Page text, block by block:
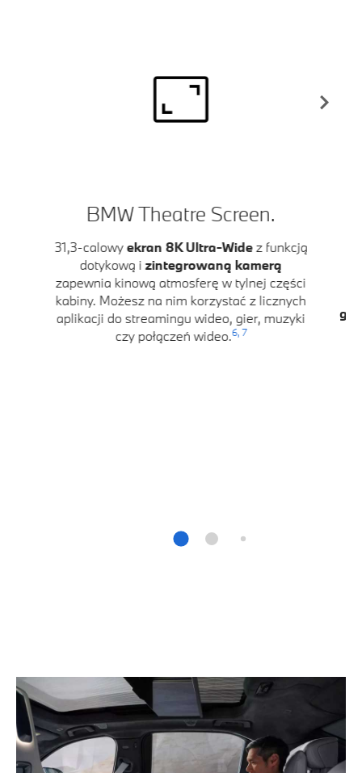
BMW Theatre Screen.
31,3-calowyekran 8K Ultra-Widez funkcją
dotykową izintegrowaną kamerą
zapewnia kinową atmosferę w tylnej części
kabiny. Możesz na nim korzystać z licznych
aplikacji do streamingu wideo, gier, muzyki
czy połączeń wideo.6,7